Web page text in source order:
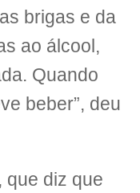
brigas e da
ao álcool,
Quando
beber”, deu
que diz que